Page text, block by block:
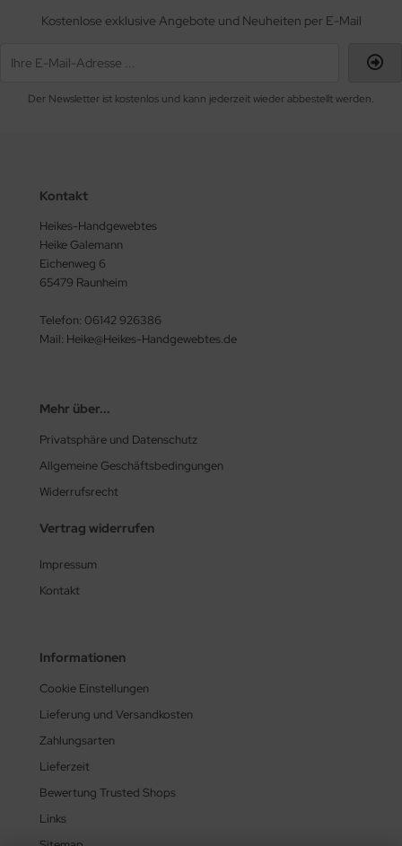
Kostenlose exklusive Angebote und Neuheiten per E-Mail
Der Newsletter ist kostenlos und kann jederzeit wieder abbestellt werden.
Kontakt
Heikes-Handgewebtes
Heike Galemann
Eichenweg 6
65479 Raunheim
Telefon: 06142 926386
Mail: Heike@Heikes-Handgewebtes.de
Mehr über...
Privatsphäre und Datenschutz
Allgemeine Geschäftsbedingungen
Widerrufsrecht
Vertrag widerrufen
Impressum
Kontakt
Informationen
Cookie Einstellungen
Lieferung und Versandkosten
Zahlungsarten
Lieferzeit
Bewertung Trusted Shops
Links